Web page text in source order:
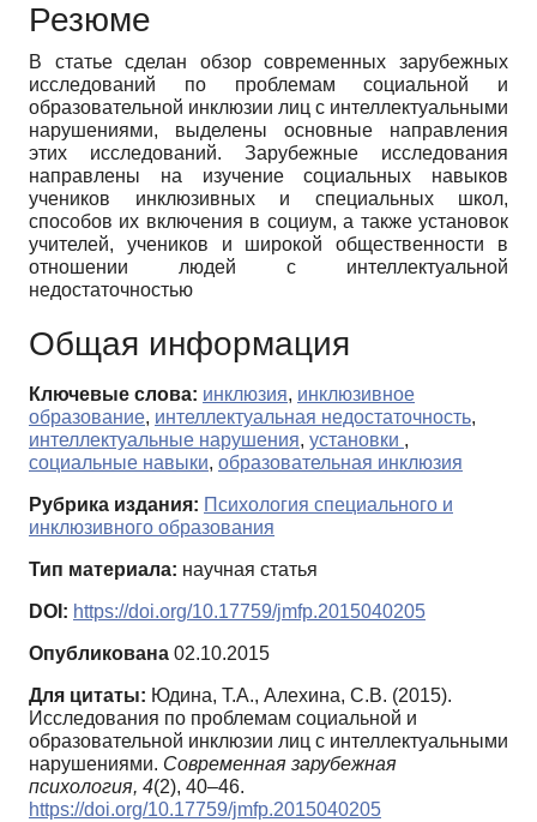
Резюме
В статье сделан обзор современных зарубежных
исследований по проблемам социальной и
образовательной инклюзии лиц с интеллектуальными
нарушениями, выделены основные направления
этих исследований. Зарубежные исследования
направлены на изучение социальных навыков
учеников инклюзивных и специальных школ,
способов их включения в социум, а также установок
учителей, учеников и широкой общественности в
отношении людей с интеллектуальной
недостаточностью
Общая информация
Ключевые слова: инклюзия, инклюзивное
образование, интеллектуальная недостаточность,
интеллектуальные нарушения, установки ,
социальные навыки, образовательная инклюзия
Рубрика издания: Психология специального и
инклюзивного образования
Тип материала: научная статья
DOI: https://doi.org/10.17759/jmfp.2015040205
Опубликована 02.10.2015
Для цитаты: Юдина, Т.А., Алехина, С.В. (2015).
Исследования по проблемам социальной и
образовательной инклюзии лиц с интеллектуальными
нарушениями. Современная зарубежная
психология, 4(2), 40–46.
https://doi.org/10.17759/jmfp.2015040205